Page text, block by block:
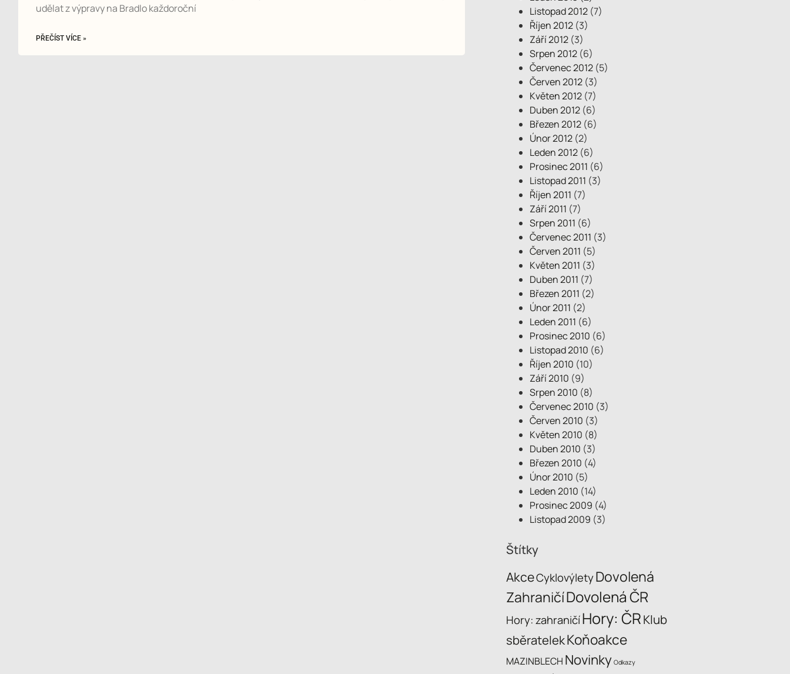
udělat z výpravy na Bradlo každoroční
PŘEČÍST VÍCE »
Listopad 2012(7)
Říjen 2012(3)
Září 2012(3)
Srpen 2012(6)
Červenec 2012(5)
Červen 2012(3)
Květen 2012(7)
Duben 2012(6)
Březen 2012(6)
Únor 2012(2)
Leden 2012(6)
Prosinec 2011 (6)
Listopad 2011 (3)
Říjen 2011 (7)
Září 2011 (7)
Srpen 2011 (6)
Červenec 2011 (3)
Červen 2011 (5)
Květen 2011 (3)
Duben 2011 (7)
Březen 2011 (2)
Únor 2011 (2)
Leden 2011 (6)
Prosinec 2010 (6)
Listopad 2010 (6)
Říjen 2010 (10)
Září 2010 (9)
Srpen 2010 (8)
Červenec 2010 (3)
Červen 2010 (3)
Květen 2010 (8)
Duben 2010 (3)
Březen 2010 (4)
Únor 2010 (5)
Leden 2010 (14)
Prosinec 2009 (4)
Listopad 2009 (3)
Štítky
AkceCyklovýletyDovolená
ZahraničíDovolená ČR
Hory: zahraničíHory: ČRKlub
sběratelekKoňoakce
MAZINBLECH Novinky Odkazy